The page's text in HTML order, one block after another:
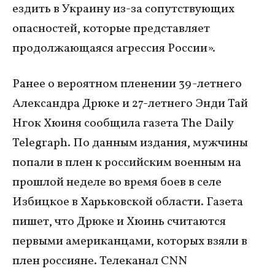
ездить в Украину из-за сопутствующих
опасностей, которые представляет
продолжающаяся агрессия России».
Ранее о вероятном пленении 39-летнего
Александра Дрюке и 27-летнего Энди Тай
Нгок Хюиня сообщила газета The Daily
Telegraph. По данным издания, мужчины
попали в плен к российским военным на
прошлой неделе во время боев в селе
Избицкое в Харьковской области. Газета
пишет, что Дрюке и Хюинь считаются
первыми американцами, которых взяли в
плен россияне. Телеканал CNN